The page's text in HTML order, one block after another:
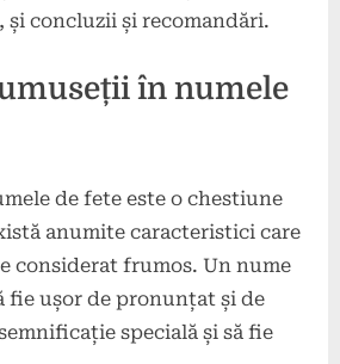
și concluzii și recomandări.
în numele
de fete este o chestiune
anumite caracteristici care
considerat frumos. Un nume
fie ușor de pronunțat și de
specială și să fie